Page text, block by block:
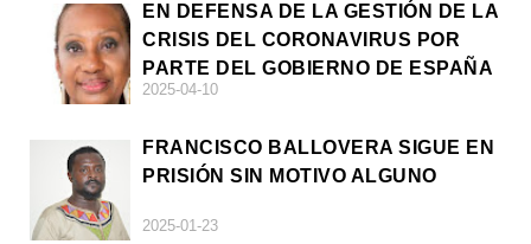
EN DEFENSA DE LA GESTIÓN DE LA
CRISIS DEL CORONAVIRUS POR
PARTE DEL GOBIERNO DE ESPAÑA
2025-04-10
FRANCISCO BALLOVERA SIGUE EN
PRISIÓN SIN MOTIVO ALGUNO
2025-01-23